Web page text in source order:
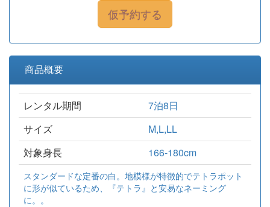
仮予約する
商品概要
レンタル期間
7泊8日
サイズ
M,L,LL
対象身長
166-180cm
スタンダードな定番の白。地模様が特徴的でテトラポット
に形が似ているため、『テトラ』と安易なネーミング
に。。